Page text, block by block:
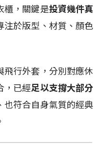
櫃，關鍵是投資幾件真
注於版型、材質、顏色
飛行外套，分別對應休
，已經足以支撐大部分
也符合自身氣質的經典